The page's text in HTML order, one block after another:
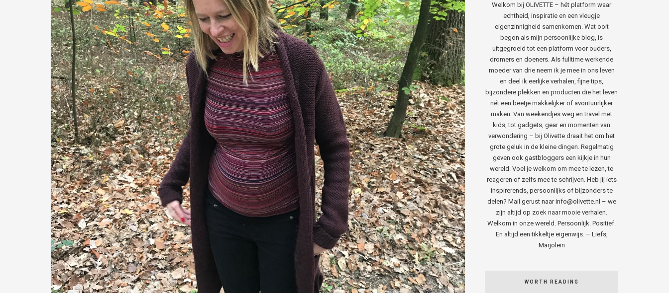
Welkom bij OLIVETTE – hét platform waar
echtheid, inspiratie en een vleugje
eigenzinnigheid samenkomen. Wat ooit
begon als mijn persoonlijke blog, is
uitgegroeid tot een platform voor ouders,
dromers en doeners. Als fulltime werkende
moeder van drie neem ik je mee in ons leven
en deel ik eerlijke verhalen, fijne tips,
bijzondere plekken en producten die het leven
nét een beetje makkelijker of avontuurlijker
maken. Van weekendjes weg en travel met
kids, tot gadgets, gear en momenten van
verwondering – bij Olivette draait het om het
grote geluk in de kleine dingen. Regelmatig
geven ook gastbloggers een kijkje in hun
wereld. Voel je welkom om mee te lezen, te
reageren of zelfs mee te schrijven. Heb jij iets
inspirerends, persoonlijks of bijzonders te
delen? Mail gerust naar info@olivette.nl – we
zijn altijd op zoek naar mooie verhalen.
Welkom in onze wereld. Persoonlijk. Positief.
En altijd een tikkeltje eigenwijs. – Liefs,
Marjolein
WORTH READING